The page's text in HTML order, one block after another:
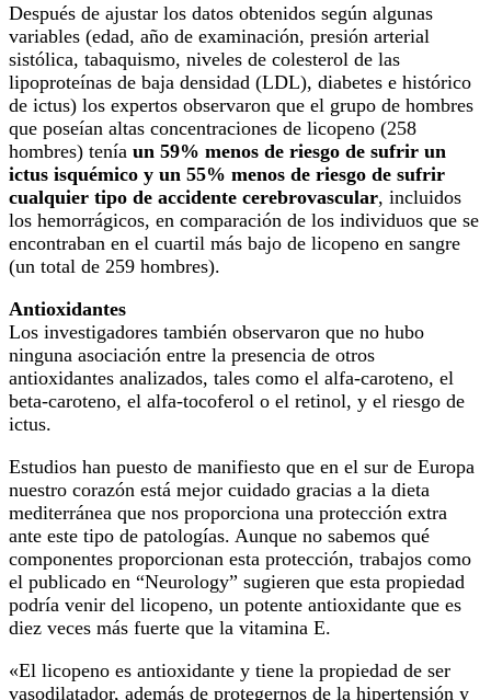
Después de ajustar los datos obtenidos según algunas
variables (edad, año de examinación, presión arterial
sistólica, tabaquismo, niveles de colesterol de las
lipoproteínas de baja densidad (LDL), diabetes e histórico
de ictus) los expertos observaron que el grupo de hombres
que poseían altas concentraciones de licopeno (258
hombres) tenía un 59% menos de riesgo de sufrir un
ictus isquémico y un 55% menos de riesgo de sufrir
cualquier tipo de accidente cerebrovascular, incluidos
los hemorrágicos, en comparación de los individuos que se
encontraban en el cuartil más bajo de licopeno en sangre
(un total de 259 hombres).
Antioxidantes
Los investigadores también observaron que no hubo
ninguna asociación entre la presencia de otros
antioxidantes analizados, tales como el alfa-caroteno, el
beta-caroteno, el alfa-tocoferol o el retinol, y el riesgo de
ictus.
Estudios han puesto de manifiesto que en el sur de Europa
nuestro corazón está mejor cuidado gracias a la dieta
mediterránea que nos proporciona una protección extra
ante este tipo de patologías. Aunque no sabemos qué
componentes proporcionan esta protección, trabajos como
el publicado en “Neurology” sugieren que esta propiedad
podría venir del licopeno, un potente antioxidante que es
diez veces más fuerte que la vitamina E.
«El licopeno es antioxidante y tiene la propiedad de ser
vasodilatador, además de protegernos de la hipertensión y